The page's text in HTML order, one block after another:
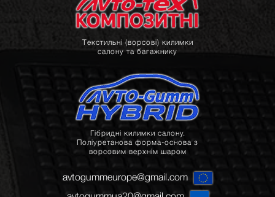
Текстильні (ворсові) килимки
салону та багажнику
Гібридні килимки салону.
Поліуретанова форма-основа з
ворсовим верхнім шаром
avtogummeurope@gmail.com